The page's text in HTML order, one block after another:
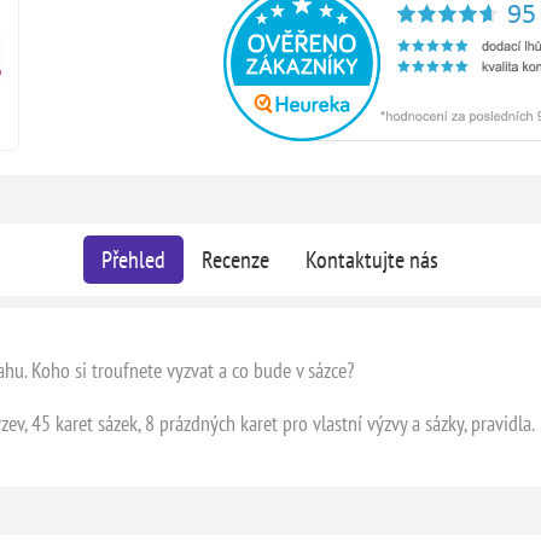
Přehled Recenze Kontaktujte nás
Koho si troufnete vyzvat a co bude v sázce?
45 karet sázek, 8 prázdných karet pro vlastní výzvy a sázky, pravidla.